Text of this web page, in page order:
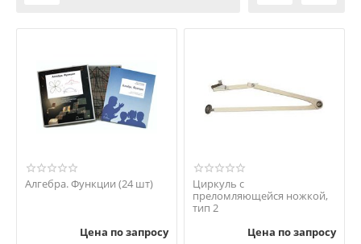
Алгебра. Функции (24 шт)
Цена по запросу
Циркуль с
преломляющейся ножкой,
тип 2
Цена по запросу